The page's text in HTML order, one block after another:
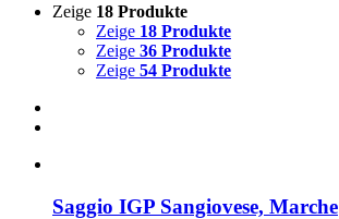
Zeige 18 Produkte
Zeige 18 Produkte
Zeige 36 Produkte
Zeige 54 Produkte
Saggio IGP Sangiovese, Marche